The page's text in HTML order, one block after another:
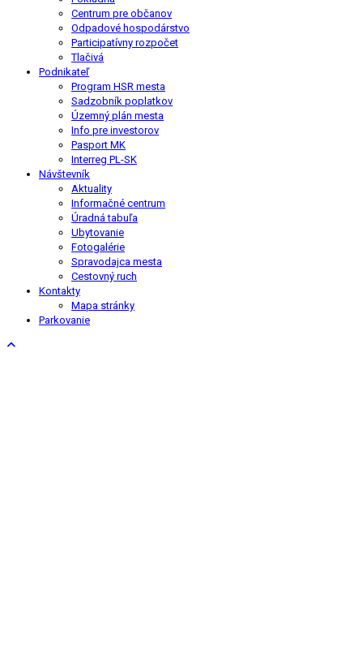
Centrum pre občanov
Odpadové hospodárstvo
Participatívny rozpočet
Tlačivá
Podnikateľ
Program HSR mesta
Sadzobník poplatkov
Územný plán mesta
Info pre investorov
Pasport MK
Interreg PL-SK
Návštevník
Aktuality
Informačné centrum
Úradná tabuľa
Ubytovanie
Fotogalérie
Spravodajca mesta
Cestovný ruch
Kontakty
Mapa stránky
Parkovanie